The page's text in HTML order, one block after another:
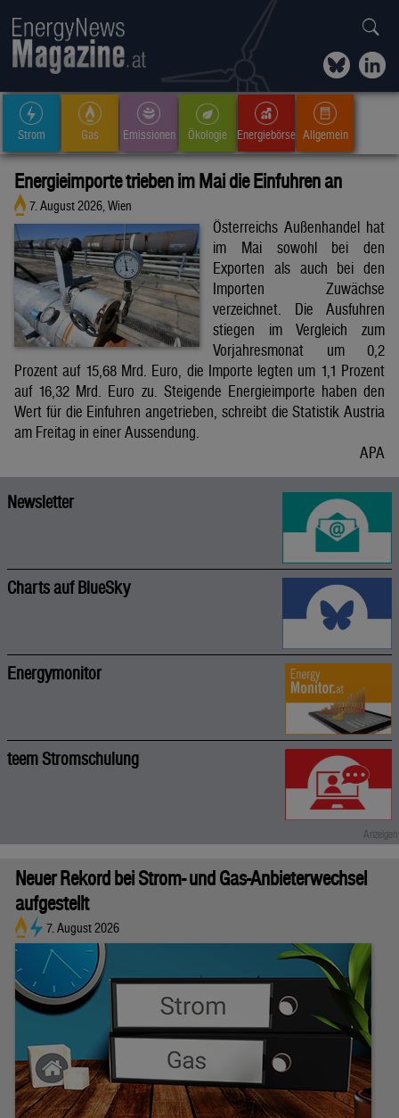
Strom Gas Emissionen Ökologie Energiebörse Allgemein
Energieimporte trieben im Mai die Einfuhren an
7. August 2026, Wien
Österreichs Außenhandel hat
im Mai sowohl bei den
Exporten als auch bei den
Importen Zuwächse
verzeichnet. Die Ausfuhren
stiegen im Vergleich zum
Vorjahresmonat um 0,2
Prozent auf 15,68 Mrd. Euro, die Importe legten um 1,1 Prozent
auf 16,32 Mrd. Euro zu. Steigende Energieimporte haben den
Wert für die Einfuhren angetrieben, schreibt die Statistik Austria
am Freitag in einer Aussendung.
APA
Newsletter
Charts auf BlueSky
Energymonitor
teem Stromschulung
Neuer Rekord bei Strom- und Gas-Anbieterwechsel
aufgestellt
7. August 2026